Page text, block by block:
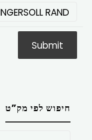
חיפוש לפי מק”ט